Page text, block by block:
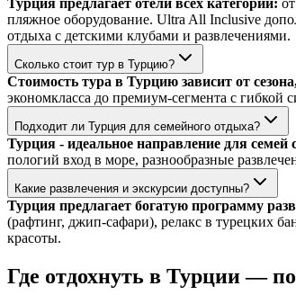
Турция предлагает отели всех категорий:
пляжное оборудование. Ultra All Inclusive
отдыха с детскими клубами и развлечениями.
Сколько стоит тур в Турцию?
Стоимость тура в Турцию зависит от
экономкласса до премиум-сегмента с гибкой
Подходит ли Турция для семейного отдыха?
Турция - идеальное направление для семей
пологий вход в море, разнообразные
Какие развлечения и экскурсии доступны?
Турция предлагает богатую программу
(рафтинг, джип-сафари), релакс в турецких
красоты.
Где отдохнуть в Турции —